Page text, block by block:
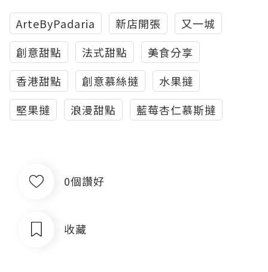
ArteByPadaria 新店開張
又一城
創意甜點
法式甜點
美食分享
香港甜點
創意慕絲撻
水果撻
堅果撻
浪漫甜點 藍莓杏仁慕斯撻
0個讚好
收藏